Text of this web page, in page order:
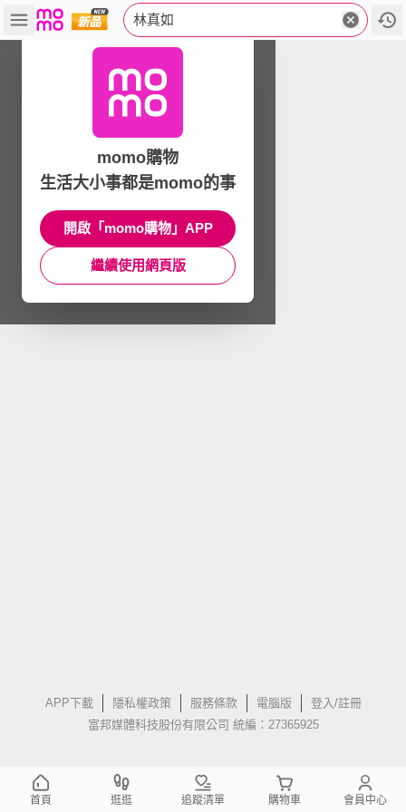
林真如
APP下載 隱私權政策 服務條款 電腦版
登入/註冊
富邦媒體科技股份有限公司 統編：27365925
momo購物
生活大小事都是momo的事
開啟「momo購物」APP
繼續使用網頁版
首頁 逛逛 追蹤清單 購物車 會員中心